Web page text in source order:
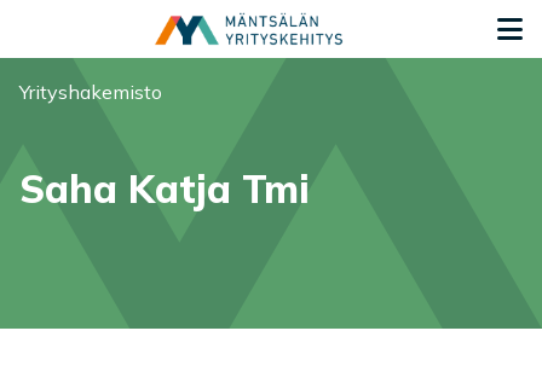
Olet tässä:
Yrityshakemisto
Saha Katja Tmi